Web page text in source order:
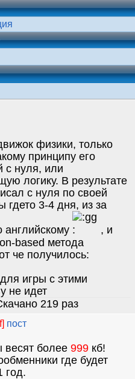
физики, только
принципу его
с нуля, или
логику. В результате
с нуля по своей
3-4 дня, из за
английскому
, и
based метода
че получилось:
игры с этими
не идет
219 раз
пост
весят более 999 кб!
где будет
год.